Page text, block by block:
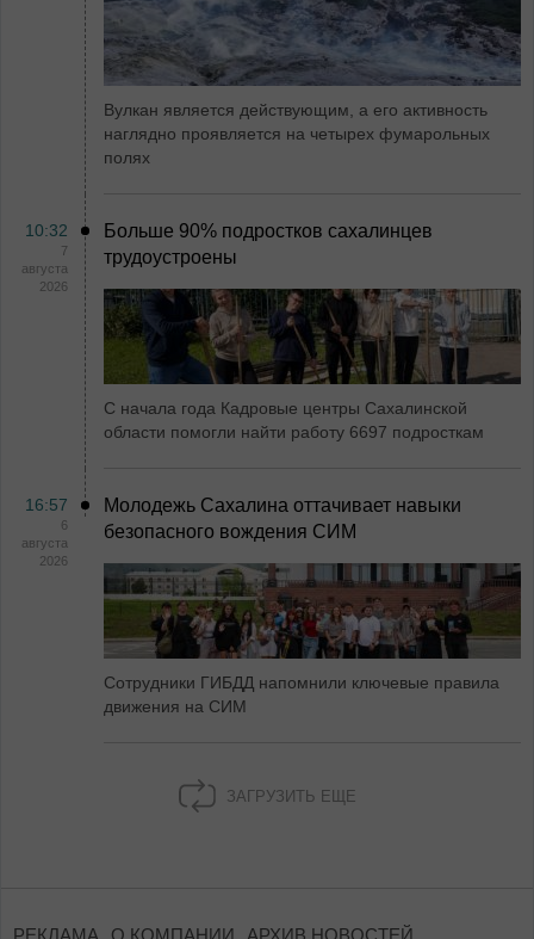
Вулкан является действующим, а его активность
наглядно проявляется на четырех фумарольных
полях
10:32
7
августа
2026
Больше 90% подростков сахалинцев
трудоустроены
С начала года Кадровые центры Сахалинской
области помогли найти работу 6697 подросткам
16:57
6
августа
2026
Молодежь Сахалина оттачивает навыки
безопасного вождения СИМ
Сотрудники ГИБДД напомнили ключевые правила
движения на СИМ
ЗАГРУЗИТЬ ЕЩЕ